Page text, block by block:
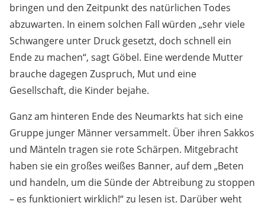
bringen und den Zeitpunkt des natürlichen Todes
abzuwarten. In einem solchen Fall würden „sehr viele
Schwangere unter Druck gesetzt, doch schnell ein
Ende zu machen“, sagt Göbel. Eine werdende Mutter
brauche dagegen Zuspruch, Mut und eine
Gesellschaft, die Kinder bejahe.
Ganz am hinteren Ende des Neumarkts hat sich eine
Gruppe junger Männer versammelt. Über ihren Sakkos
und Mänteln tragen sie rote Schärpen. Mitgebracht
haben sie ein großes weißes Banner, auf dem „Beten
und handeln, um die Sünde der Abtreibung zu stoppen
– es funktioniert wirklich!“ zu lesen ist. Darüber weht